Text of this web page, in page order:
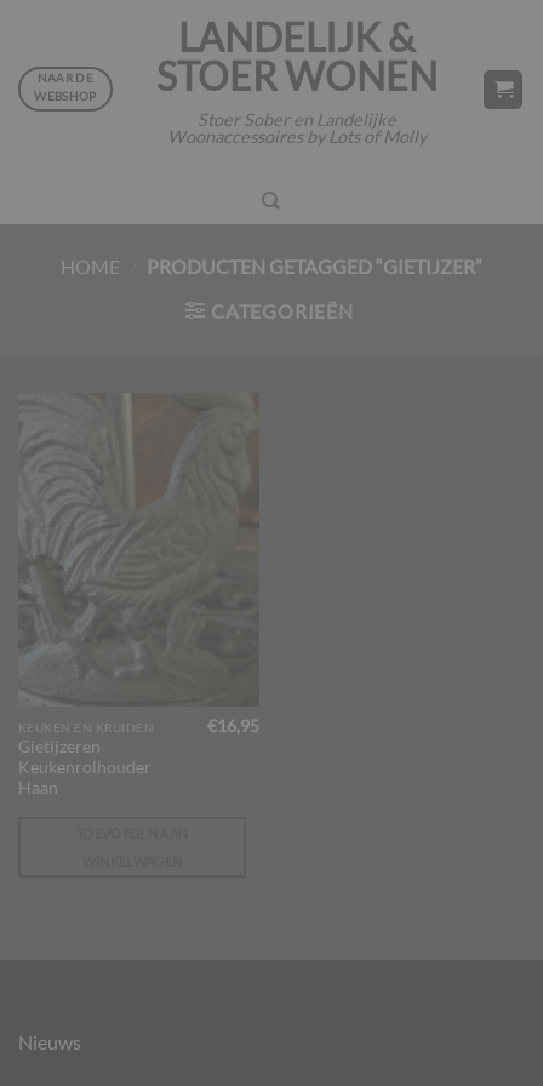
inhoud
LANDELIJK &
STOER WONEN
Stoer Sober en Landelijke
Woonaccessoires by Lots of Molly
NAAR DE
WEBSHOP
HOME
PRODUCTEN GETAGGED “GIETIJZER”
CATEGORIEËN
KEUKEN EN KRUIDEN
Gietijzeren
Keukenrolhouder
Haan
€16,95
Nieuws